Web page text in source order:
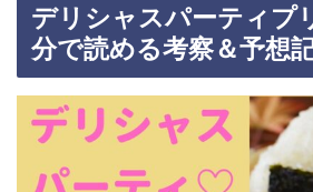
デリシャスパーティプ
分で読める考察＆予想